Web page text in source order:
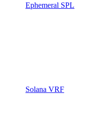
Ephemeral SPL
Solana VRF